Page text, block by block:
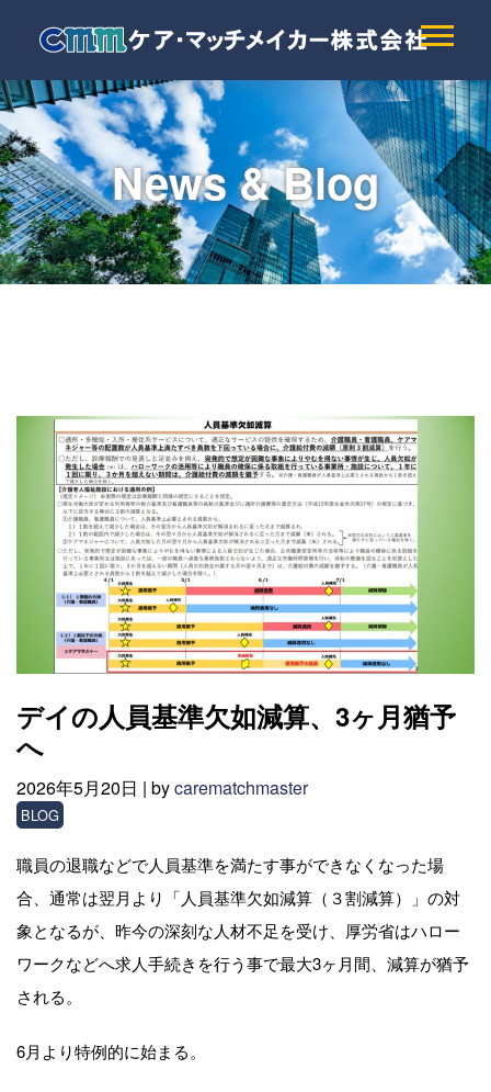
News & Blog
デイの人員基準欠如減算、3ヶ月猶予
へ
2026年5月20日 | bycarematchmaster
BLOG
職員の退職などで人員基準を満たす事ができなくなった場
合、通常は翌月より「人員基準欠如減算（３割減算）」の対
象となるが、昨今の深刻な人材不足を受け、厚労省はハロー
ワークなどへ求人手続きを行う事で最大3ヶ月間、減算が猶予
される。
6月より特例的に始まる。